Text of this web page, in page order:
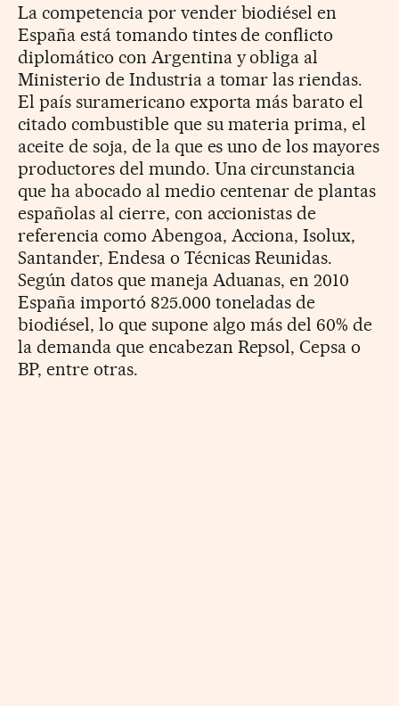
La competencia por vender biodiésel en
España está tomando tintes de conflicto
diplomático con Argentina y obliga al
Ministerio de Industria a tomar las riendas.
El país suramericano exporta más barato el
citado combustible que su materia prima, el
aceite de soja, de la que es uno de los mayores
productores del mundo. Una circunstancia
que ha abocado al medio centenar de plantas
españolas al cierre, con accionistas de
referencia como Abengoa, Acciona, Isolux,
Santander, Endesa o Técnicas Reunidas.
Según datos que maneja Aduanas, en 2010
España importó 825.000 toneladas de
biodiésel, lo que supone algo más del 60% de
la demanda que encabezan Repsol, Cepsa o
BP, entre otras.